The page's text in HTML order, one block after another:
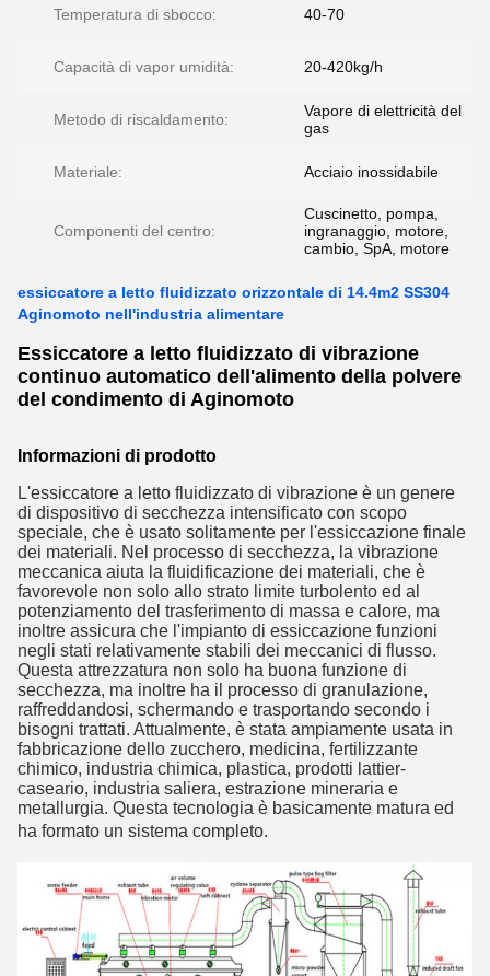
Temperatura di sbocco: 40-70
Capacità di vapor umidità: 20-420kg/h
Metodo di riscaldamento:
Vapore di elettricità del
gas
Materiale: Acciaio inossidabile
Componenti del centro:
Cuscinetto, pompa,
ingranaggio, motore,
cambio, SpA, motore
essiccatore a letto fluidizzato orizzontale di 14.4m2 SS304
Aginomoto nell'industria alimentare
Essiccatore a letto fluidizzato di vibrazione
continuo automatico dell'alimento della polvere
del condimento di Aginomoto
Informazioni di prodotto
L'essiccatore a letto fluidizzato di vibrazione è un genere
di dispositivo di secchezza intensificato con scopo
speciale, che è usato solitamente per l'essiccazione finale
dei materiali. Nel processo di secchezza, la vibrazione
meccanica aiuta la fluidificazione dei materiali, che è
favorevole non solo allo strato limite turbolento ed al
potenziamento del trasferimento di massa e calore, ma
inoltre assicura che l'impianto di essiccazione funzioni
negli stati relativamente stabili dei meccanici di flusso.
Questa attrezzatura non solo ha buona funzione di
secchezza, ma inoltre ha il processo di granulazione,
raffreddandosi, schermando e trasportando secondo i
bisogni trattati. Attualmente, è stata ampiamente usata in
fabbricazione dello zucchero, medicina, fertilizzante
chimico, industria chimica, plastica, prodotti lattier-
caseario, industria saliera, estrazione mineraria e
metallurgia. Questa tecnologia è basicamente matura ed
ha formato un sistema completo.